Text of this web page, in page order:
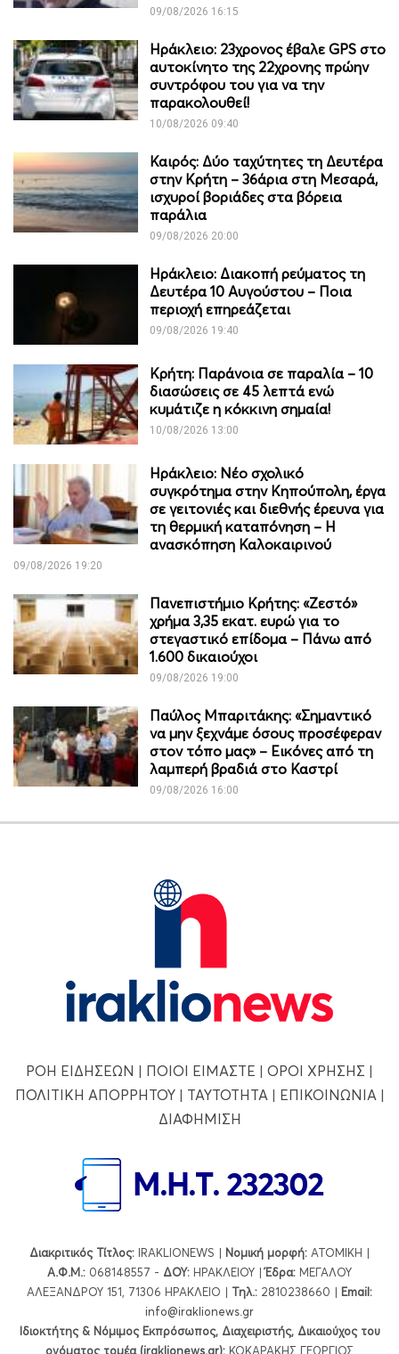
09/08/2026 16:15
Ηράκλειο: 23χρονος έβαλε GPS στο
αυτοκίνητο της 22χρονης πρώην
συντρόφου του για να την
παρακολουθεί!
10/08/2026 09:40
Καιρός: Δύο ταχύτητες τη Δευτέρα
στην Κρήτη – 36άρια στη Μεσαρά,
ισχυροί βοριάδες στα βόρεια
παράλια
09/08/2026 20:00
Ηράκλειο: Διακοπή ρεύματος τη
Δευτέρα 10 Αυγούστου – Ποια
περιοχή επηρεάζεται
09/08/2026 19:40
Κρήτη: Παράνοια σε παραλία – 10
διασώσεις σε 45 λεπτά ενώ
κυμάτιζε η κόκκινη σημαία!
10/08/2026 13:00
Ηράκλειο: Νέο σχολικό
συγκρότημα στην Κηπούπολη, έργα
σε γειτονιές και διεθνής έρευνα για
τη θερμική καταπόνηση – Η
ανασκόπηση Καλοκαιρινού
09/08/2026 19:20
Πανεπιστήμιο Κρήτης: «Ζεστό»
χρήμα 3,35 εκατ. ευρώ για το
στεγαστικό επίδομα – Πάνω από
1.600 δικαιούχοι
09/08/2026 19:00
Παύλος Μπαριτάκης: «Σημαντικό
να μην ξεχνάμε όσους προσέφεραν
στον τόπο μας» – Εικόνες από τη
λαμπερή βραδιά στο Καστρί
09/08/2026 16:00
ΡΟΗ ΕΙΔΗΣΕΩΝ | ΠΟΙΟΙ ΕΙΜΑΣΤΕ | ΟΡΟΙ ΧΡΗΣΗΣ |
ΠΟΛΙΤΙΚΗ ΑΠΟΡΡΗΤΟΥ| ΤΑΥΤΟΤΗΤΑ | ΕΠΙΚΟΙΝΩΝΙΑ |
ΔΙΑΦΗΜΙΣΗ
Διακριτικός Τίτλος: IRAKLIONEWS | Νομική μορφή: ΑΤΟΜΙΚΗ |
Α.Φ.Μ.: 068148557 - ΔΟΥ: ΗΡΑΚΛΕΙΟΥ |Έδρα: ΜΕΓΑΛΟΥ
ΑΛΕΞΑΝΔΡΟΥ 151, 71306 ΗΡΑΚΛΕΙΟ | Τηλ.: 2810238660 | Εmail:
info@iraklionews.gr
Ιδιοκτήτης & Νόμιμος Εκπρόσωπος, Διαχειριστής, Δικαιούχος του
ονόματος τομέα (iraklionews.gr): ΚΟΚΑΡΑΚΗΣ ΓΕΩΡΓΙΟΣ